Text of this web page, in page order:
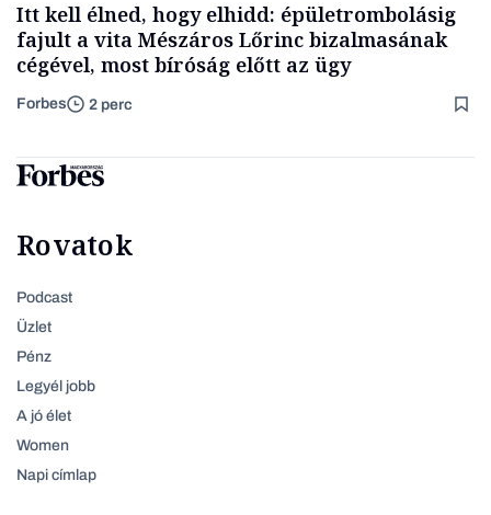
Itt kell élned, hogy elhidd: épületrombolásig
fajult a vita Mészáros Lőrinc bizalmasának
cégével, most bíróság előtt az ügy
Forbes 2 perc
Rovatok
Podcast
Üzlet
Pénz
Legyél jobb
A jó élet
Women
Napi címlap